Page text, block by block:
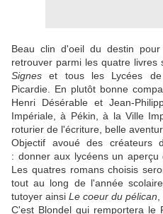
Beau clin d'oeil du destin
retrouver parmi les quatre livres
Signes et tous les Lycées de
Picardie. En plutôt bonne
Henri Désérable et Jean-
Impériale, à Pékin, à la Ville
roturier de l'écriture, belle
Objectif avoué des créateurs
: donner aux lycéens un aperçu
Les quatres romans choisis
tout au long de l'année
tutoyer ainsi Le coeur du pélican
C'est Blondel qui remportera le